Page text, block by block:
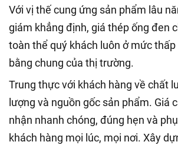
Với vị thế cung ứng sản phẩm lâu
giám khẳng định, giá thép ống đen
toàn thể quý khách luôn ở mức
bằng chung của thị trường.
Trung thực với khách hàng về chất
lượng và nguồn gốc sản phẩm. Giá
nhận nhanh chóng, đúng hẹn và
khách hàng mọi lúc, mọi nơi. Xây